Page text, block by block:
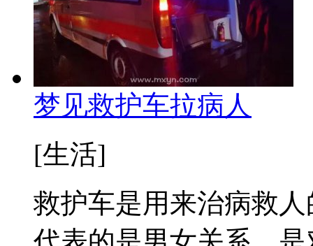
梦见救护车拉病人
[生活]
救护车是用来治病救